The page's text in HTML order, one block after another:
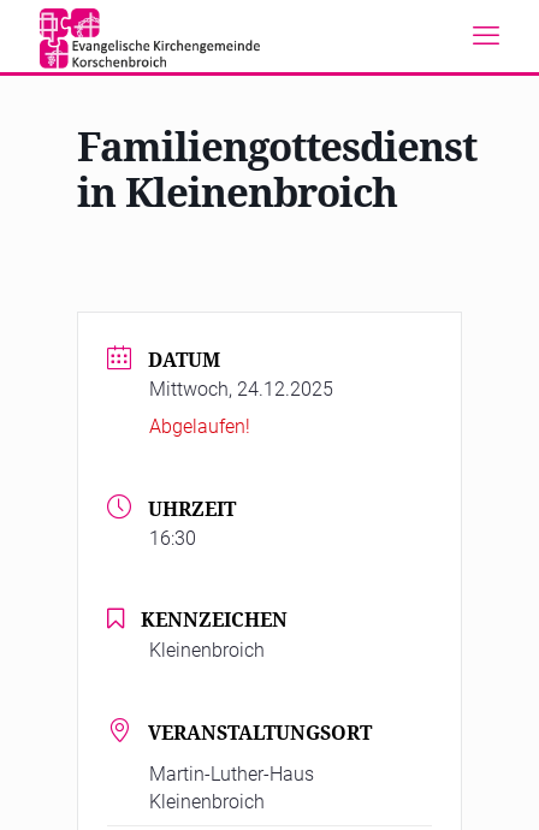
Familiengottesdienst
in Kleinenbroich
DATUM
Mittwoch, 24.12.2025
Abgelaufen!
UHRZEIT
16:30
KENNZEICHEN
Kleinenbroich
VERANSTALTUNGSORT
Martin-Luther-Haus
Kleinenbroich